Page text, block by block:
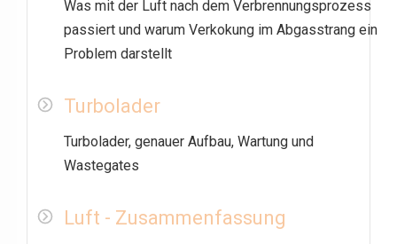
Was mit der Luft nach dem Verbrennungsprozess
passiert und warum Verkokung im Abgasstrang ein
Problem darstellt
Turbolader
Turbolader, genauer Aufbau, Wartung und
Wastegates
Luft - Zusammenfassung